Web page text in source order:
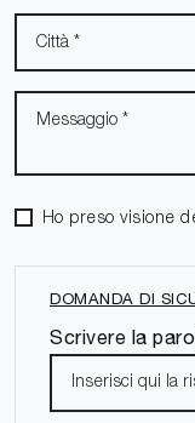
Ho preso visione
DOMANDA DI
Scrivere la